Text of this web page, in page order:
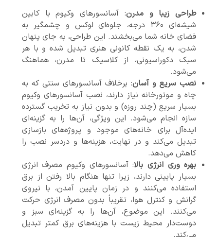
طراحی زیبا و مدرن: آسانسورهای وکیوم با کابین
شیشه‌ای ۳۶۰ درجه، جلوه‌ای لوکس و چشمگیر به
فضای خانه شما می‌بخشند. این طراحی، به جای پنهان
شدن، به یک نقطه کانونی هنری تبدیل شده و با هر
سبک دکوراسیونی، از کلاسیک تا مدرن، هماهنگ
می‌شود.
نصب سریع و آسان: برخلاف آسانسورهای سنتی که به
چاه و موتورخانه نیاز دارند، نصب آسانسورهای وکیوم
بسیار سریع (چند روزه) و بدون نیاز به تخریب گسترده
سازه انجام می‌شود. این ویژگی، آن‌ها را به گزینه‌ای
ایده‌آل برای خانه‌های موجود و پروژه‌های بازسازی
تبدیل می‌کند و در نهایت، هزینه‌ها و دردسر نصب را
کاهش می‌دهد.
بهره وری انرژی بالا: آسانسورهای وکیوم مصرف انرژی
بسیار پایینی دارند، زیرا تنها هنگام بالا رفتن از برق
استفاده می‌کنند و در زمان پایین آمدن، با نیروی
گرانش و کنترل هوا، تقریباً بدون مصرف انرژی حرکت
می‌کنند. این موضوع، آن‌ها را به گزینه‌ای سبز و
دوست‌دار محیط زیست با هزینه‌های برق کمتر تبدیل